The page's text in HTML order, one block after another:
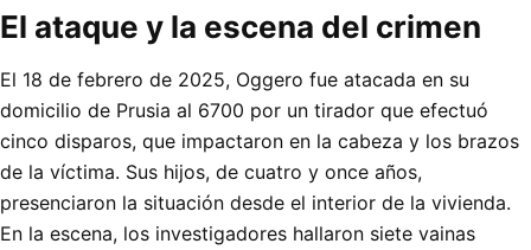
El ataque y la escena del crimen
El 18 de febrero de 2025, Oggero fue atacada en su
domicilio de Prusia al 6700 por un tirador que efectuó
cinco disparos, que impactaron en la cabeza y los brazos
de la víctima. Sus hijos, de cuatro y once años,
presenciaron la situación desde el interior de la vivienda.
En la escena, los investigadores hallaron siete vainas